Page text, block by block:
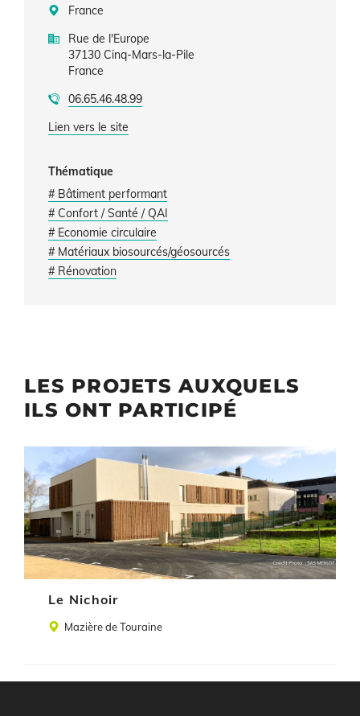
France
Rue de l'Europe
37130 Cinq-Mars-la-Pile
France
06.65.46.48.99
Lien vers le site
Thématique
# Bâtiment performant
# Confort / Santé / QAI
# Economie circulaire
# Matériaux biosourcés/géosourcés
# Rénovation
LES PROJETS AUXQUELS
ILS ONT PARTICIPÉ
Le Nichoir
Mazière de Touraine